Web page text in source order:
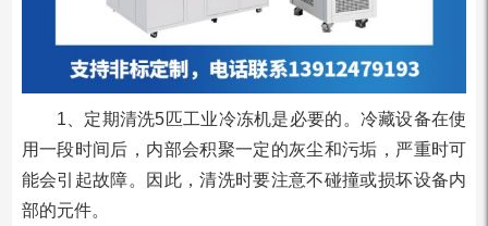
1、定期清洗5匹工业冷冻机是必要的。冷藏设备在使
用一段时间后，内部会积聚一定的灰尘和污垢，严重时可
能会引起故障。因此，清洗时要注意不碰撞或损坏设备内
部的元件。